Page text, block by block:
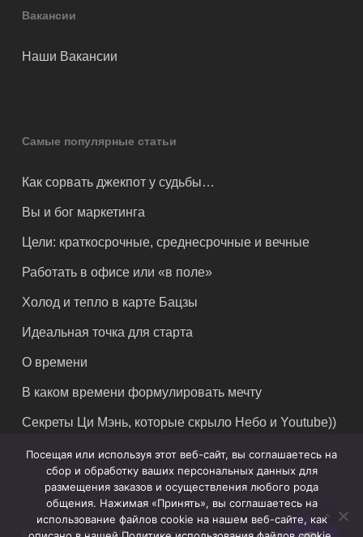
Вакансии
Наши Вакансии
Самые популярные статьи
Как сорвать джекпот у судьбы…
Вы и бог маркетинга
Цели: краткосрочные, среднесрочные и вечные
Работать в офисе или «в поле»
Холод и тепло в карте Бацзы
Идеальная точка для старта
О времени
В каком времени формулировать мечту
Секреты Ци Мэнь, которые скрыло Небо и Youtube))
© 2026 Feng Shui Crazy Journey. Владимир Захаров. Все
Посещая или используя этот веб-сайт, вы соглашаетесь на
сбор и обработку ваших персональных данных для
размещения заказов и осуществления любого рода
общения. Нажимая «Принять», вы соглашаетесь на
использование файлов cookie на нашем веб-сайте, как